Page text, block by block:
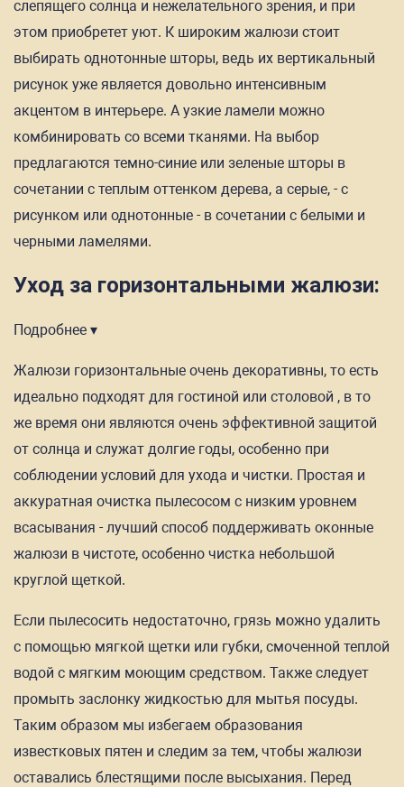
слепящего солнца и нежелательного зрения, и при
этом приобретет уют. К широким жалюзи стоит
выбирать однотонные шторы, ведь их вертикальный
рисунок уже является довольно интенсивным
акцентом в интерьере. А узкие ламели можно
комбинировать со всеми тканями. На выбор
предлагаются темно-синие или зеленые шторы в
сочетании с теплым оттенком дерева, а серые, - с
рисунком или однотонные - в сочетании с белыми и
черными ламелями.
Уход за горизонтальными жалюзи:
Подробнее ▾
Жалюзи горизонтальные очень декоративны, то есть
идеально подходят для гостиной или столовой , в то
же время они являются очень эффективной защитой
от солнца и служат долгие годы, особенно при
соблюдении условий для ухода и чистки. Простая и
аккуратная очистка пылесосом с низким уровнем
всасывания - лучший способ поддерживать оконные
жалюзи в чистоте, особенно чистка небольшой
круглой щеткой.
Если пылесосить недостаточно, грязь можно удалить
с помощью мягкой щетки или губки, смоченной теплой
водой с мягким моющим средством. Также следует
промыть заслонку жидкостью для мытья посуды.
Таким образом мы избегаем образования
известковых пятен и следим за тем, чтобы жалюзи
оставались блестящими после высыхания. Перед